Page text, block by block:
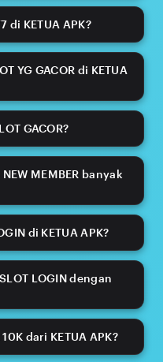
di KETUA APK?
YG GACOR di KETUA
GACOR?
MEMBER banyak
di KETUA APK?
LOGIN dengan
dari KETUA APK?